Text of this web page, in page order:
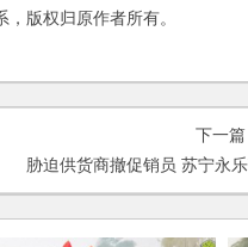
版权归原作者所有。
下一
胁迫供货商撤促销员 苏宁永